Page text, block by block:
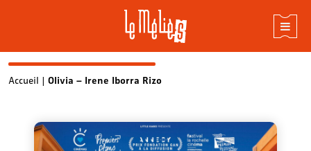
SkipAccueil | Olivia – Irene Iborra Rizo